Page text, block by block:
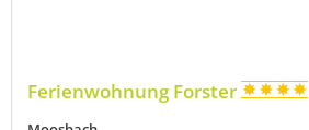
Ferienwohnung Forster